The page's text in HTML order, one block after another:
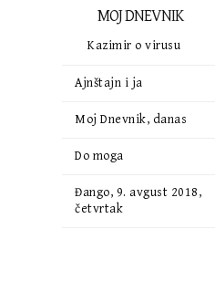
MOJ DNEVNIK
Kazimir o virusu
Ajnštajn i ja
Moj Dnevnik, danas
Do moga
Đango, 9. avgust 2018,
četvrtak